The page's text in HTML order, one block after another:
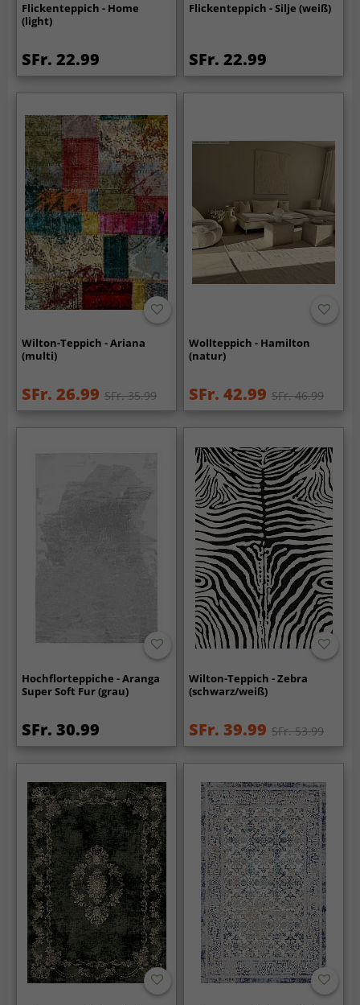
Flickenteppich - Home
(light)
SFr. 22.99
Flickenteppich - Silje (weiß)
SFr. 22.99
Wilton-Teppich - Ariana
(multi)
SFr. 26.99 SFr. 35.99
Wollteppich - Hamilton
(natur)
SFr. 42.99 SFr. 46.99
Hochflorteppiche - Aranga
Super Soft Fur (grau)
SFr. 30.99
Wilton-Teppich - Zebra
(schwarz/weiß)
SFr. 39.99 SFr. 53.99